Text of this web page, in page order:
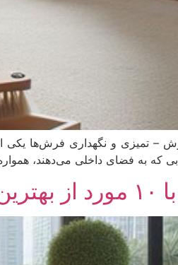
– تمیزی و نگهداری فرش‌ها یکی
که به فضای داخلی می‌دهند،
خانه